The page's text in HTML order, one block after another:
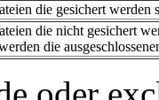
die gesichert werden
die nicht gesichert
die